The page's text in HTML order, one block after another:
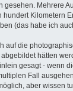
Mehrere
Kilometern
(das habe ich
die
hätten
gesagt - wenn
Fall
aber wissen